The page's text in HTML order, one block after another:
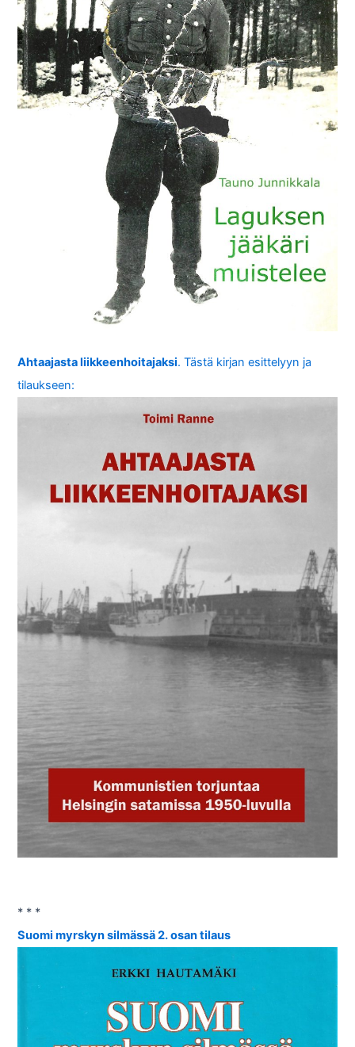
Ahtaajasta liikkeenhoitajaksi. Tästä kirjan esittelyyn ja
tilaukseen:
* * *
Suomi myrskyn silmässä 2. osan tilaus